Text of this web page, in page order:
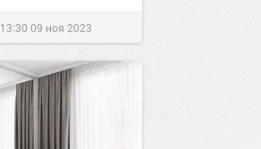
13:30 09 ноя 2023